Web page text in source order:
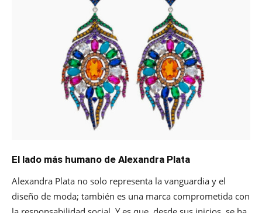
El lado más humano de Alexandra Plata
Alexandra Plata no solo representa la vanguardia y el
diseño de moda; también es una marca comprometida con